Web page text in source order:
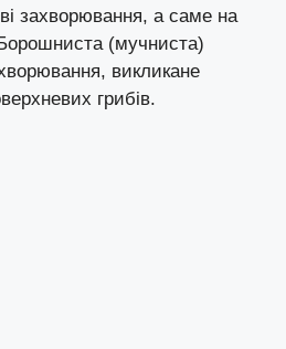
захворювання, а саме на
(мучниста)
викликане
грибів.